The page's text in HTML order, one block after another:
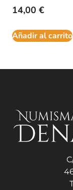
14,00 €
Añadir al carrito